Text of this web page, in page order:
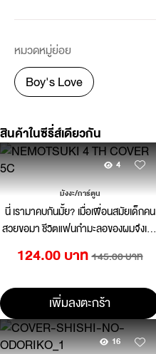
หมวดหมู่ย่อย
Boy's Love
สินค้าในซีรี่ส์เดียวกัน
4
มังงะ/การ์ตูน
นี่ เรามาคบกันมั้ย? เมื่อเพื่อนสมัยเด็กคน
สวยขอมา ชีวิตแฟนกำมะลอของผมจึงเริ่ม
124.00 บาท 145.00 บาท
เพิ่มลงตะกร้า
16